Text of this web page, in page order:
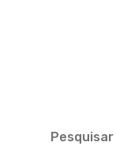
Pesquisar